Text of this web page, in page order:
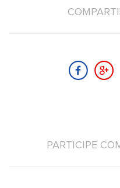
PARTICIPE